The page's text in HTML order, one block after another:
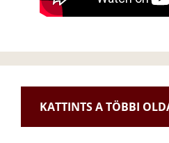
KATTINTS A TÖBBI